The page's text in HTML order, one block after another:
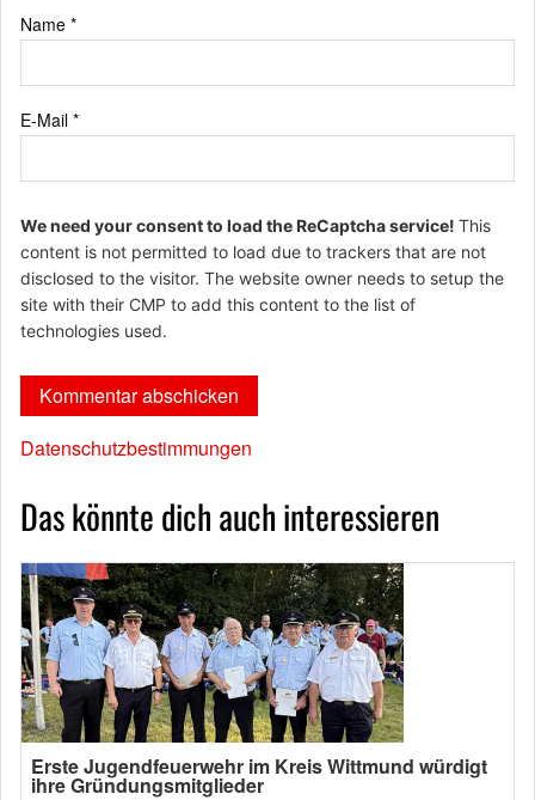
Name *
E-Mail *
We need your consent to load the ReCaptcha service! This
content is not permitted to load due to trackers that are not
disclosed to the visitor. The website owner needs to setup the
site with their CMP to add this content to the list of
technologies used.
Datenschutzbestimmungen
Das könnte dich auch interessieren
Erste Jugendfeuerwehr im Kreis Wittmund würdigt
ihre Gründungsmitglieder